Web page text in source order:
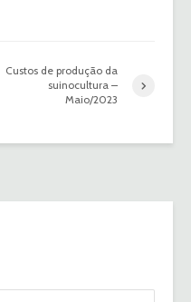
Custos de produção da
suinocultura –
Maio/2023